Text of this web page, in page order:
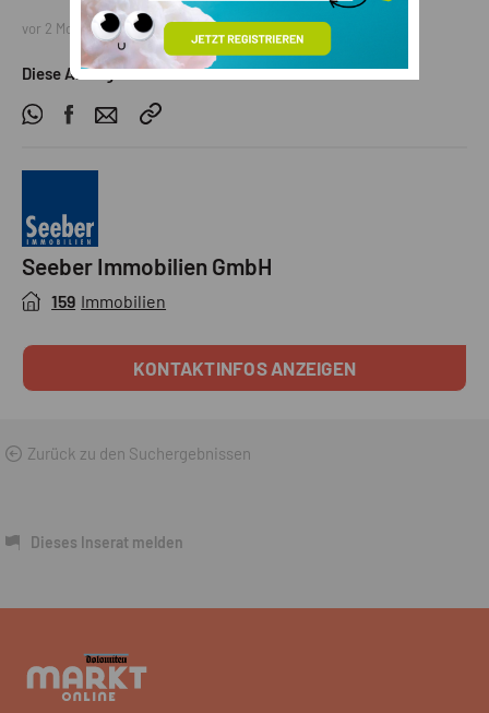
vor 2 Monaten
Diese Anzeige teilen
Seeber Immobilien GmbH
159 Immobilien
KONTAKTINFOS ANZEIGEN
Zurück zu den Suchergebnissen
Dieses Inserat melden